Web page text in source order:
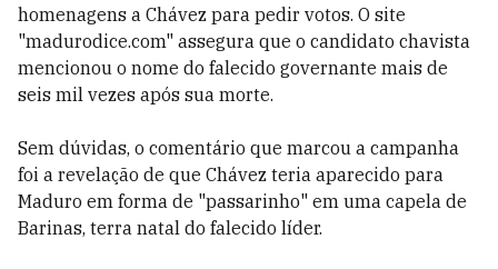
homenagens a Chávez para pedir votos. O site
"madurodice.com" assegura que o candidato chavista
mencionou o nome do falecido governante mais de
seis mil vezes após sua morte.
Sem dúvidas, o comentário que marcou a campanha
foi a revelação de que Chávez teria aparecido para
Maduro em forma de "passarinho" em uma capela de
Barinas, terra natal do falecido líder.